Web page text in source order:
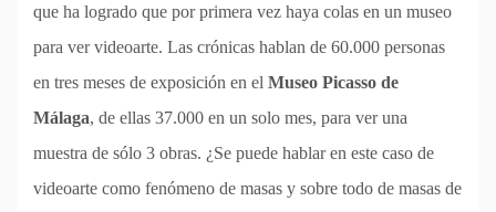
que ha logrado que por primera vez haya colas en un museo
para ver videoarte. Las crónicas hablan de 60.000 personas
en tres meses de exposición en el Museo Picasso de
Málaga, de ellas 37.000 en un solo mes, para ver una
muestra de sólo 3 obras. ¿Se puede hablar en este caso de
videoarte como fenómeno de masas y sobre todo de masas de